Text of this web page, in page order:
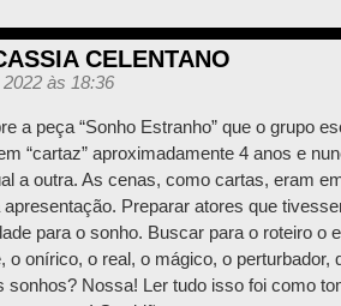
CELENTANO
às 18:36
a peça “Sonho Estranho” que o grupo
“cartaz” aproximadamente 4 anos e
a outra. As cenas, como cartas, eram
Preparar atores que
para o sonho. Buscar para o roteiro o
o onírico, o real, o mágico, o perturbador,
sonhos? Nossa! Ler tudo isso foi como